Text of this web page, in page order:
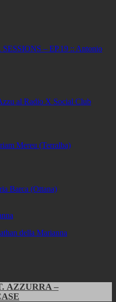
– EP.19 :: Antonio
al Radio X Social Club
Mereu (Terralba)
Barca (Ottana)
della Marianna
AZZURRA –